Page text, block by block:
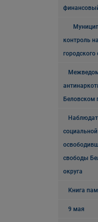
контроль
городского
Беловском
свободы
округа
Книга
9 мая